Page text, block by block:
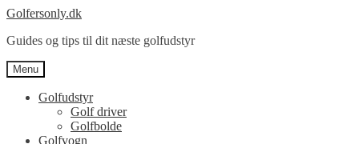
Spring
navigation
Spring
indhold
Golfersonly.dk
Guides og tips til dit næste golfudstyr
Menu
Golfudstyr
Golf driver
Golfbolde
Golfvogn